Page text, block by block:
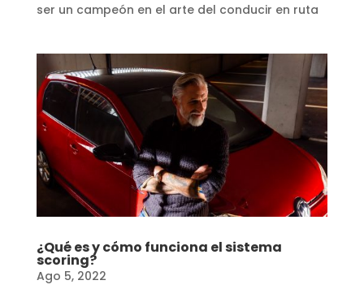
ser un campeón en el arte del conducir en ruta
¿Qué es y cómo funciona el sistema
scoring?
Ago 5, 2022